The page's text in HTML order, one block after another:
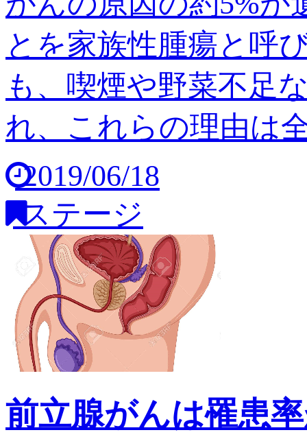
とを家族性腫瘍と呼
も、喫煙や野菜不足
れ、これらの理由は
2019/06/18
ステージ
前立腺がんは罹患